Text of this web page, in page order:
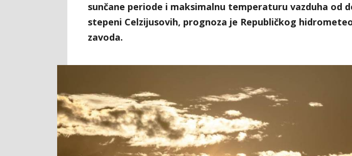
sunčane periode i maksimalnu temperaturu vazduha od
stepeni Celzijusovih, prognoza je Republičkog
zavoda.